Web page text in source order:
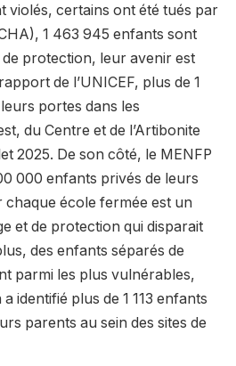
violés, certains ont été tués par
1 463 945 enfants sont
protection, leur avenir est
de l’UNICEF, plus de 1
portes dans les
du Centre et de l’Artibonite
2025. De son côté, le MENFP
000 enfants privés de leurs
chaque école fermée est un
et de protection qui disparait
des enfants séparés de
parmi les plus vulnérables,
identifié plus de 1 113 enfants
parents au sein des sites de